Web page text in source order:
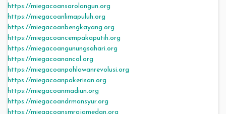
https://miegacoansarolangun.org
https://miegacoanlimapuluh.org
https://miegacoanbengkayang.org
https://miegacoancempakaputih.org
https://miegacoangunungsahari.org
https://miegacoanancol.org
https://miegacoanpahlawanrevolusi.org
https://miegacoanpakerisan.org
https://miegacoanmadiun.org
https://miegacoandrmansyur.org
https://miegacoansmrajamedan.org